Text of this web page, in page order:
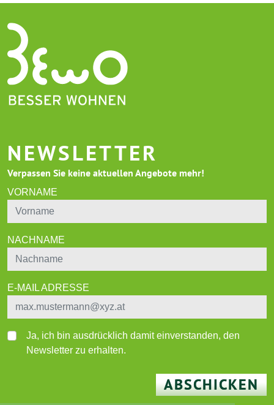
NEWSLETTER
Verpassen Sie keine aktuellen Angebote mehr!
VORNAME
NACHNAME
E-MAIL ADRESSE
Ja, ich bin ausdrücklich damit einverstanden, den
Newsletter zu erhalten.
ABSCHICKEN